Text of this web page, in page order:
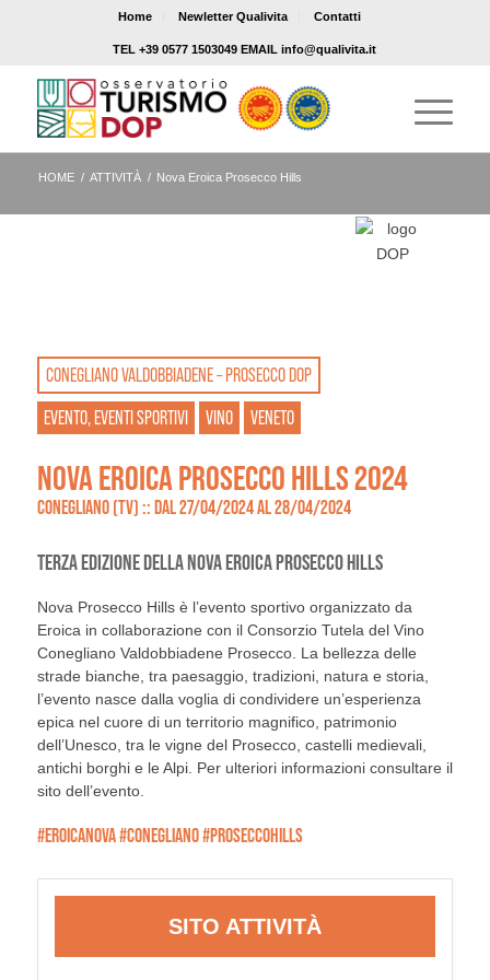
Home Newletter Qualivita Contatti
TEL +39 0577 1503049 EMAIL info@qualivita.it
HOME / ATTIVITÀ / Nova Eroica Prosecco Hills
CONEGLIANO VALDOBBIADENE – PROSECCO DOP
EVENTO, EVENTI SPORTIVI
VINO VENETO
NOVA EROICA PROSECCO HILLS 2024
CONEGLIANO (TV) :: DAL 27/04/2024 AL 28/04/2024
TERZA EDIZIONE DELLA NOVA EROICA PROSECCO HILLS
Nova Prosecco Hills è l’evento sportivo organizzato da
Eroica in collaborazione con il Consorzio Tutela del Vino
Conegliano Valdobbiadene Prosecco. La bellezza delle
strade bianche, tra paesaggio, tradizioni, natura e storia,
l’evento nasce dalla voglia di condividere un’esperienza
epica nel cuore di un territorio magnifico, patrimonio
dell’Unesco, tra le vigne del Prosecco, castelli medievali,
antichi borghi e le Alpi. Per ulteriori informazioni consultare il
sito dell’evento.
#EROICANOVA #CONEGLIANO #PROSECCOHILLS
SITO ATTIVITÀ